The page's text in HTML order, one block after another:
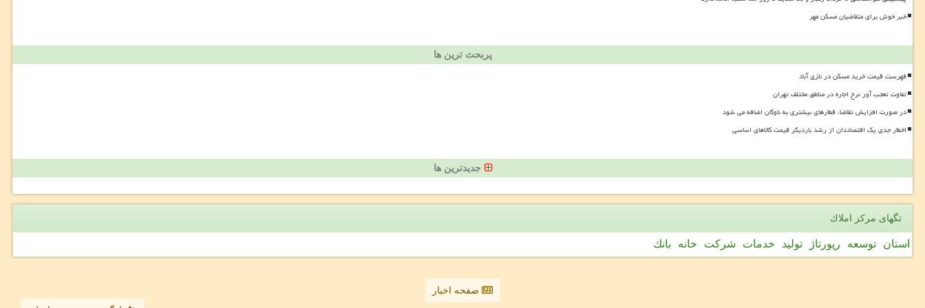
خبر خوش برای متقاضیان مسکن مهر
پربحث ترین ها
فهرست قیمت خرید مسکن در نازی آباد
تفاوت تعجب آور نرخ اجاره در مناطق مختلف تهران
در صورت افزایش تقاضا، قطارهای بیشتری به ناوگان اضافه می شود
اخطار جدی یک اقتصاددان از رشد باردیگر قیمت کالاهای اساسی
جدیدترین ها
تگهای مركز املاك
استان توسعه رپورتاژ تولید خدمات شركت خانه بانك
صفحه اخبار